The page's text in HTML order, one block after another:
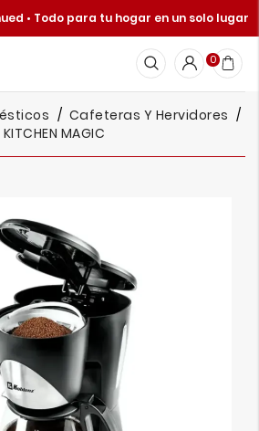
• Todo para tu hogar en un solo lugar
0
Cafeteras Y Hervidores
MAGIC